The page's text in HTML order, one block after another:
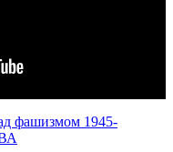
фашизмом 1945-